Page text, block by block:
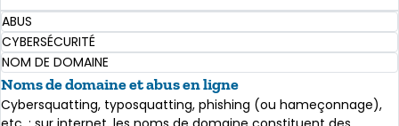
ABUS
CYBERSÉCURITÉ
NOM DE DOMAINE
Noms de domaine et abus en ligne
Cybersquatting, typosquatting, phishing (ou hameçonnage),